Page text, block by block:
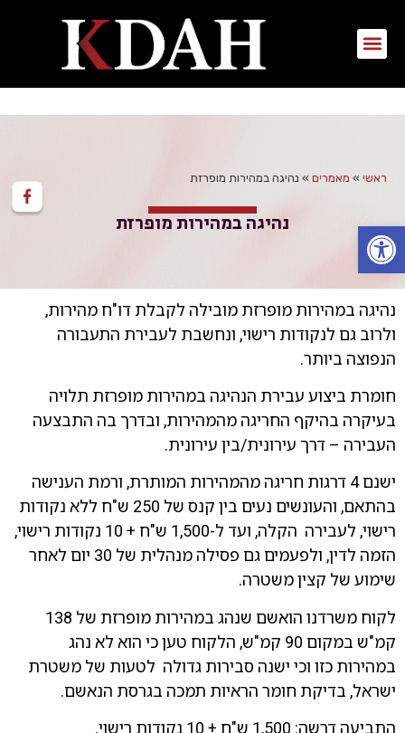
פתח סרגל נגישות
ראשי » מאמרים » נהיגה במהירות מופרזת
נהיגה במהירות מופרזת
נהיגה במהירות מופרזת מובילה לקבלת דו"ח מהירות,
ולרוב גם לנקודות רישוי, ונחשבת לעבירת התעבורה
הנפוצה ביותר.
חומרת ביצוע עבירת הנהיגה במהירות מופרזת תלויה
בעיקרה בהיקף החריגה מהמהירות, ובדרך בה התבצעה
העבירה – דרך עירונית/בין עירונית.
ישנם 4 דרגות חריגה מהמהירות המותרת, ורמת הענישה
בהתאם, והעונשים נעים בין קנס של 250 ש"ח ללא נקודות
רישוי, לעבירה הקלה, ועד ל-1,500 ש"ח + 10 נקודות רישוי,
הזמה לדין, ולפעמים גם פסילה מנהלית של 30 יום לאחר
שימוע של קצין משטרה.
לקוח משרדנו הואשם שנהג במהירות מופרזת של 138
קמ"ש במקום 90 קמ"ש, הלקוח טען כי הוא לא נהג
במהירות כזו וכי ישנה סבירות גדולה לטעות של משטרת
ישראל, בדיקת חומר הראיות תמכה בגרסת הנאשם.
התביעה דרשה: 1,500 ש"ח + 10 נקודות רישוי.